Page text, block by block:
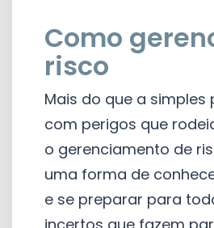
Como
risco
Mais do que a
com perigos que
o gerenciamento de
uma forma de
e se preparar para